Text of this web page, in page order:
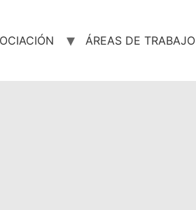
ÁREAS DE TRABAJO